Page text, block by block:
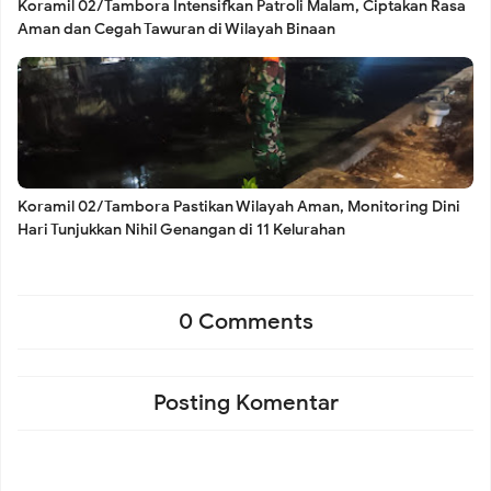
Hari, Babinsa Dampingi Siskamling Bersama Warga Roa
Malaka
Koramil 02/Tambora Pastikan Seluruh Wilayah Aman dari
Genangan, Babinsa Siaga Hadapi Cuaca Ekstrem
Koramil 02/Tambora Perkuat Sinergi Tiga Pilar di Duri
Koramil 02/Tambora Intensifkan Patroli Malam, Ciptakan Rasa
Aman dan Cegah Tawuran di Wilayah Binaan
Koramil 02/Tambora Pastikan Wilayah Aman, Monitoring Dini
Hari Tunjukkan Nihil Genangan di 11 Kelurahan
0 Comments
Posting Komentar